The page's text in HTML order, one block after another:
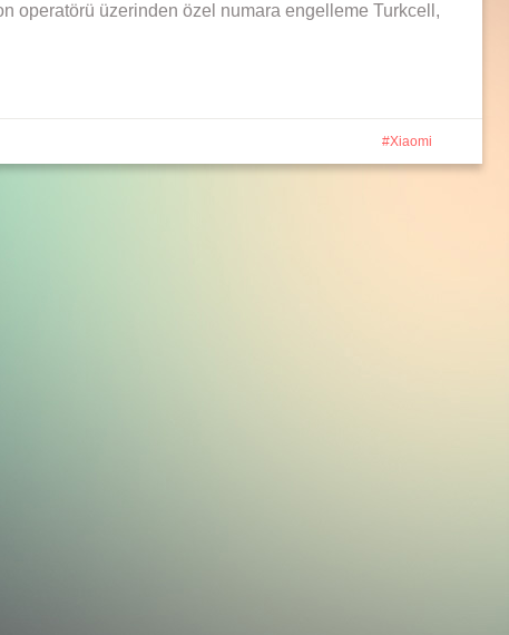
operatörü üzerinden özel numara engelleme Turkcell,
Xiaomi